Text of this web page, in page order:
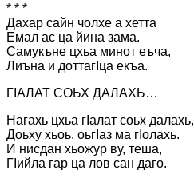
* * *
Дахар сайн чолхе а хетта
Емал ас ца йина зама.
Самукъне цхьа минот еъча,
Лиъна и доттагІца екъа.
ГІАЛАТ СОЬХ ДАЛАХЬ…
Нагахь цхьа гІалат соьх далахь,
Доьху хьоь, оьгІаз ма гІолахь.
И нисдан хьожур ву, теша,
ГІийла гар ца лов сан даго.